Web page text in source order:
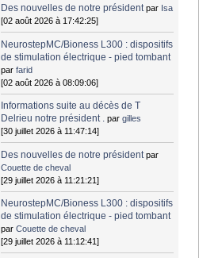
Des nouvelles de notre président par Isa
[02 août 2026 à 17:42:25]
NeurostepMC/Bioness L300 : dispositifs
de stimulation électrique - pied tombant
parfarid
[02 août 2026 à 08:09:06]
Informations suite au décès de T
Delrieu notre président . pargilles
[30 juillet 2026 à 11:47:14]
Des nouvelles de notre président par
Couette de cheval
[29 juillet 2026 à 11:21:21]
NeurostepMC/Bioness L300 : dispositifs
de stimulation électrique - pied tombant
parCouette de cheval
[29 juillet 2026 à 11:12:41]